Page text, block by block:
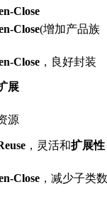
Close
Close(增加产品族
Close ，良好封装
展
源
，灵活和扩展性
Close ，减少子类数